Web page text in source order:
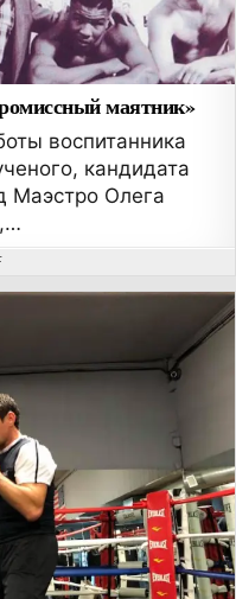
маятник»
воспитанника
кандидата
Маэстро Олега